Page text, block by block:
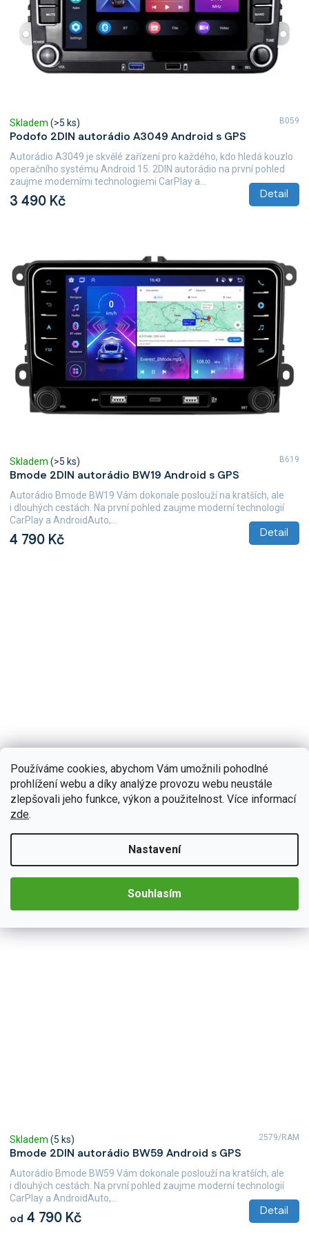
Používáme cookies, abychom Vám umožnili pohodlné
prohlížení webu a díky analýze provozu webu neustále
zlepšovali jeho funkce, výkon a použitelnost. Více informací
zde.
Nastavení
Souhlasím
Podofo 2DIN autorádio A3049 Android s GPS
Skladem (>5 ks)
3 490 Kč Detail
Autorádio A3049 je skvělé zařízení pro každého, kdo hledá kouzlo
operačního systému Android 15. 2DIN autorádio na první pohled
zaujme moderními technologiemi CarPlay a...
B059
Bmode 2DIN autorádio BW19 Android s GPS
Skladem (>5 ks)
4 790 Kč Detail
Autorádio Bmode BW19 Vám dokonale poslouží na kratších, ale
i dlouhých cestách. Na první pohled zaujme moderní technologií
CarPlay a AndroidAuto,...
B619
Bmode 2DIN autorádio BW28 Android s GPS
Skladem(>5 ks)
od4 790 Kč Detail
Autorádio Bmode BW28 Vám dokonale poslouží na kratších, ale
i dlouhých cestách. Na první pohled zaujme moderní technologií
2722/RAM
Bmode 2DIN autorádio BW59 Android s GPS
Skladem (5 ks)
od 4 790 Kč Detail
Autorádio Bmode BW59 Vám dokonale poslouží na kratších, ale
i dlouhých cestách. Na první pohled zaujme moderní technologií
CarPlay a AndroidAuto,...
2579/RAM